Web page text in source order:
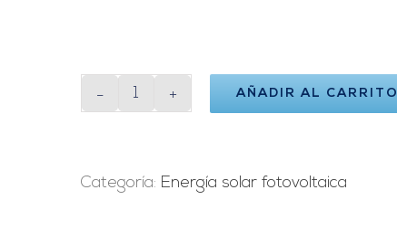
Aceptación
AÑADIR AL CARRITO
Categoría: Energía solar fotovoltaica